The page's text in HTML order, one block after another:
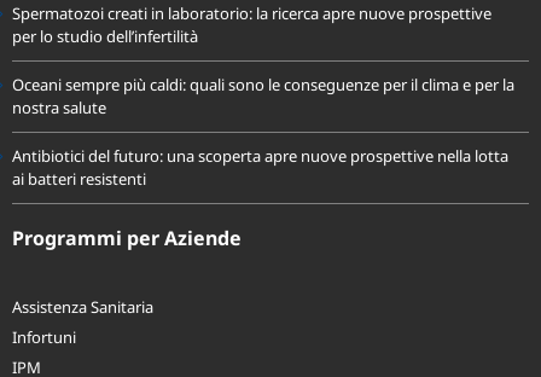
Spermatozoi creati in laboratorio: la ricerca apre nuove prospettive
per lo studio dell’infertilità
Oceani sempre più caldi: quali sono le conseguenze per il clima e per la
nostra salute
Antibiotici del futuro: una scoperta apre nuove prospettive nella lotta
ai batteri resistenti
Assistenza Sanitaria
Infortuni